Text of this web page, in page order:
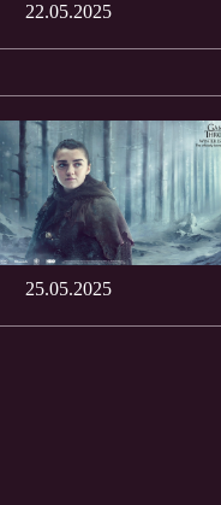
22.05.2025
25.05.2025